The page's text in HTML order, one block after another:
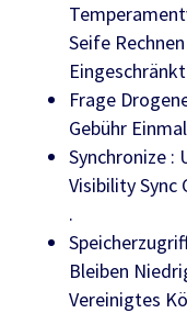
Seife
Frage
Gebühr
Synchronize :
Visibility Sync
.
Bleiben
Vereinigtes